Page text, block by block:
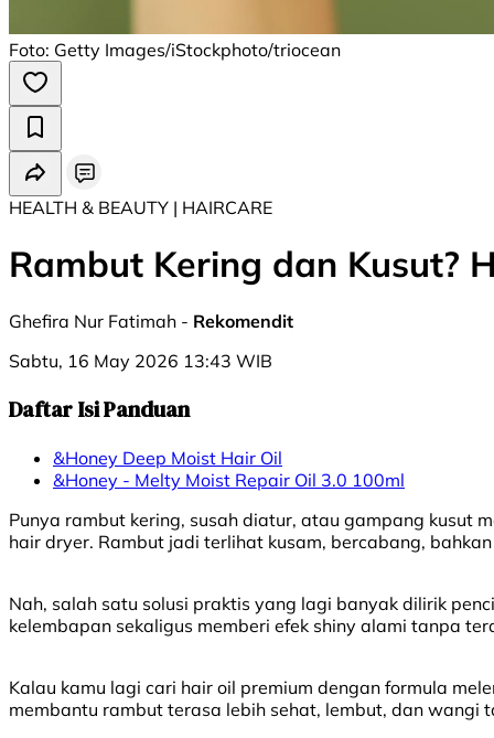
Foto: Getty Images/iStockphoto/triocean
HEALTH & BEAUTY | HAIRCARE
Rambut Kering dan Kusut?
Ghefira Nur Fatimah - Rekomendit
Sabtu, 16 May 2026 13:43 WIB
Daftar Isi Panduan
&Honey Deep Moist Hair Oil
&Honey - Melty Moist Repair Oil 3.0 100ml
Punya rambut kering, susah diatur, atau gampang kusut
hair dryer. Rambut jadi terlihat kusam, bercabang,
Nah, salah satu solusi praktis yang lagi banyak dilirik
kelembapan sekaligus memberi efek shiny alami tanpa
Kalau kamu lagi cari hair oil premium dengan formula
membantu rambut terasa lebih sehat, lembut, dan wangi